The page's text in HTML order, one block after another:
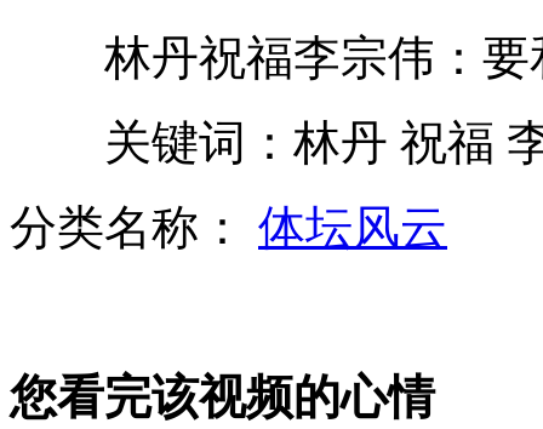
林丹祝福李宗伟：要
关键词：林丹 祝福
分类名称： 体坛风云
您看完该视频的心情